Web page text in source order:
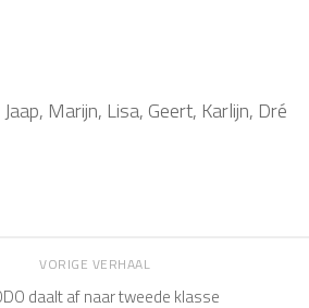
Marijn, Lisa, Geert, Karlijn, Dré
VORIGE VERHAAL
daalt af naar tweede klasse